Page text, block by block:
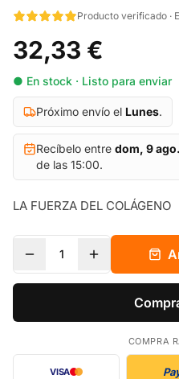
Producto verificado ·
32,33 €
● En stock · Listo para enviar
Próximo envío el Lunes.
Recíbelo entre dom, 9
de las 15:00.
LA FUERZA DEL COLÁGENO
1
COMPRA
VISA